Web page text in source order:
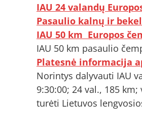
IAU 24 valandų
Pasaulio kalnų ir
IAU 50 km Europos
IAU 50 km pasaulio
Platesnė informacija
Norintys dalyvauti IAU
9:30:00; 24 val., 185
turėti Lietuvos